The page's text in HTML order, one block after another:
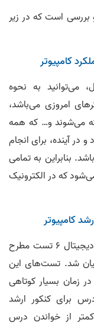
بررسی است که در زیر
کامپیوتر
می‌توانید به نحوه
امروزی می‌باشد،
می‌شوند و… که همه
در آینده، برای انجام
بنابراین به تمامی
که در الکترونیک
کامپیوتر
در کنکور ارشد کامپیوتر، از درس الکترونیک دیجیتال ۶ تست مطرح
شد. تست‌های این
زمان بسیار کوتاهی
برای کنکور ارشد
از خواندن درس